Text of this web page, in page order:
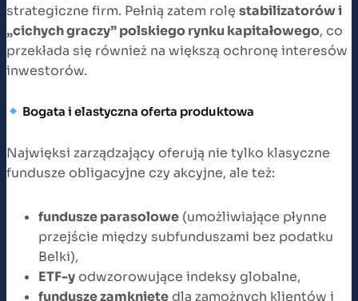
strategiczne firm. Pełnią zatem rolę stabilizatorów i
„cichych graczy” polskiego rynku kapitałowego, co
przekłada się również na większą ochronę interesów
inwestorów.
Bogata i elastyczna oferta produktowa
Najwięksi zarządzający oferują nie tylko klasyczne
fundusze obligacyjne czy akcyjne, ale też:
fundusze parasolowe (umożliwiające płynne
przejście między subfunduszami bez podatku
Belki),
ETF-yodwzorowujące indeksy globalne,
fundusze zamkniętedla zamożnych klientów i